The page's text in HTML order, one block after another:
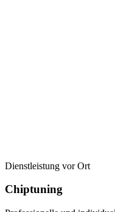
Dienstleistung vor Ort
Chiptuning